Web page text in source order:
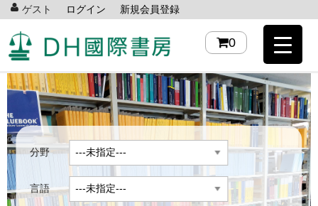
ゲスト ログイン 新規会員登録
0
分野
言語